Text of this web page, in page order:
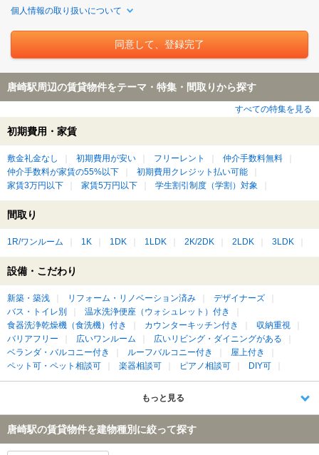
個人情報の取り扱いについて
唐崎駅周辺の賃貸物件をテーマ・特集・間取りから探す
すべての特集を見る
初期費用・家賃
敷金礼金なし 初期費用が安い フリーレント
仲介手数料無料
仲介手数料が家賃の55%以下
初期費用クレジット払い可能
家賃3万円以下
家賃5万円以下 学生割引制度（学割）対象
間取り
1R/ワンルーム 1K 1DK 1LDK 2K/2DK 2LDK 3LDK
設備・こだわり
新築・築浅 リフォーム・リノベーション済み
デザイナーズ
バス・トイレ別
温水洗浄便座（ウォシュレット）付き
食器洗浄乾燥機（食洗機）付き
カウンターキッチン付き
収納重視
バリアフリー
広いワンルーム
広いリビング・ダイニングがある
ベランダ・バルコニー付き
ルーフバルコニー付き
屋上付き
ペット可・ペット相談可
楽器相談可 ピアノ相談可 DIY可
もっと見る
唐崎駅の賃貸物件を建物種別に絞って探す